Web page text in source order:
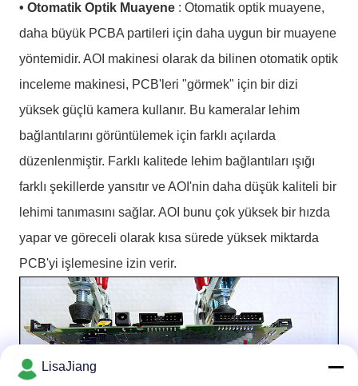
• Otomatik Optik Muayene : Otomatik optik muayene,
daha büyük PCBA partileri için daha uygun bir muayene
yöntemidir. AOI makinesi olarak da bilinen otomatik optik
inceleme makinesi, PCB'leri "görmek" için bir dizi
yüksek güçlü kamera kullanır. Bu kameralar lehim
bağlantılarını görüntülemek için farklı açılarda
düzenlenmiştir. Farklı kalitede lehim bağlantıları ışığı
farklı şekillerde yansıtır ve AOI'nin daha düşük kaliteli bir
lehimi tanımasını sağlar. AOI bunu çok yüksek bir hızda
yapar ve göreceli olarak kısa sürede yüksek miktarda
PCB'yi işlemesine izin verir.
LisaJiang